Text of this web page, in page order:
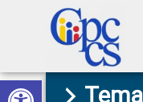
Abrir barra
Skip
Skip
Skip
Skip
Consejo
Construyendo